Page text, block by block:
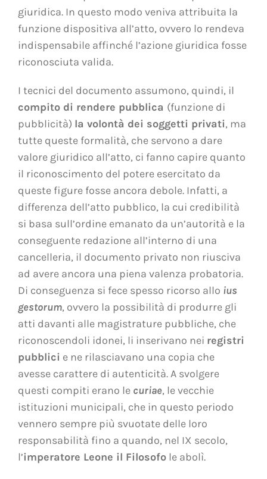
giuridica. In questo modo veniva attribuita la
funzione dispositiva all’atto, ovvero lo rendeva
indispensabile affinché l’azione giuridica fosse
riconosciuta valida.
I tecnici del documento assumono, quindi, il
compito di rendere pubblica (funzione di
pubblicità) la volontà dei soggetti privati, ma
tutte queste formalità, che servono a dare
valore giuridico all’atto, ci fanno capire quanto
il riconoscimento del potere esercitato da
queste figure fosse ancora debole. Infatti, a
differenza dell’atto pubblico, la cui credibilità
si basa sull’ordine emanato da un’autorità e la
conseguente redazione all’interno di una
cancelleria, il documento privato non riusciva
ad avere ancora una piena valenza probatoria.
Di conseguenza si fece spesso ricorso allo ius
gestorum, ovvero la possibilità di produrre gli
atti davanti alle magistrature pubbliche, che
riconoscendoli idonei, li inserivano nei registri
pubblici e ne rilasciavano una copia che
avesse carattere di autenticità. A svolgere
questi compiti erano le curiae, le vecchie
istituzioni municipali, che in questo periodo
vennero sempre più svuotate delle loro
responsabilità fino a quando, nel IX secolo,
l’imperatore Leone il Filosofole abolì.